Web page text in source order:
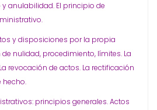
anulabilidad. El principio de
y disposiciones por la propia
nulidad, procedimiento, límites. La
revocación de actos. La rectificación
hecho.
principios generales. Actos